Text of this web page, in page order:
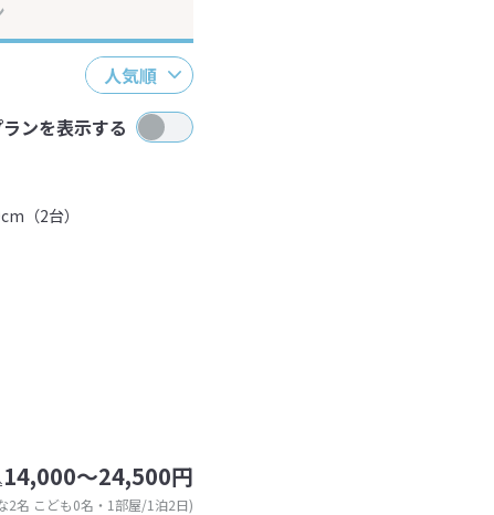
人気順
ンを表示する
（2台）
14,000～24,500円
2名 こども0名・1部屋/1泊2日)